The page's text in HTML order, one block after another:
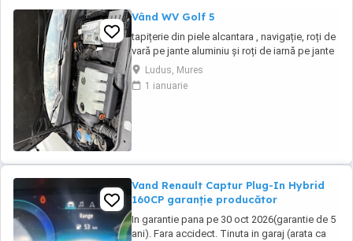
Vând WV Golf 5
tapițerie din piele alcantara , navigație, roți de
vară pe jante aluminiu și roți de iarnă pe jante
tablă, navigație, geamuri fumurii spate .
Ludus, Mures
1 ianuarie
Vand Renault Captur Plug-In Hybrid
160CP garanție producător
In garantie pana pe 30 oct 2026(garantie de 5
ani). Fara accidect. Tinuta in garaj (arata ca